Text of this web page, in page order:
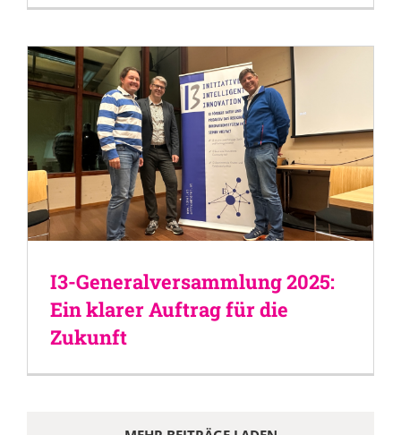
I3-Generalversammlung 2025:
Ein klarer Auftrag für die
Zukunft